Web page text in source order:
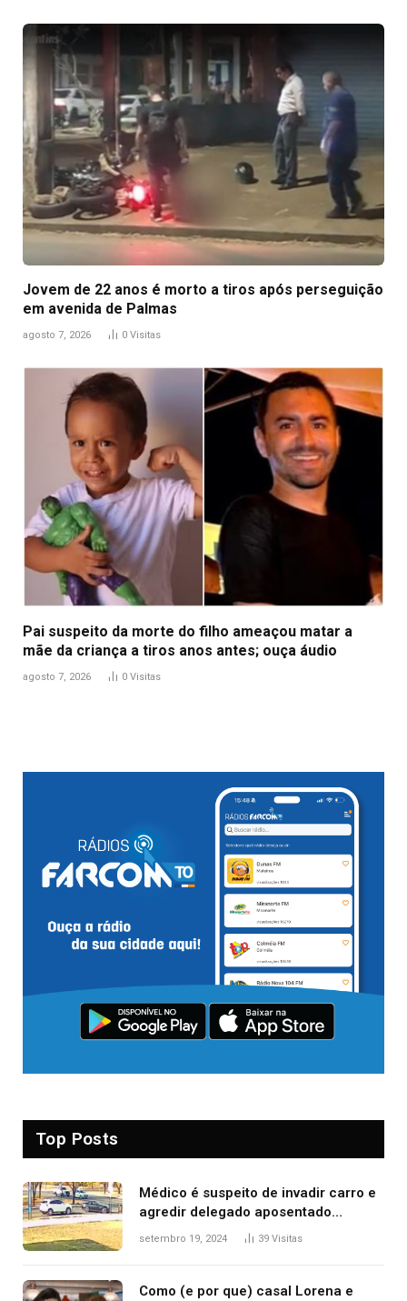
Jovem de 22 anos é morto a tiros após perseguição
em avenida de Palmas
agosto 7, 2026 0 Visitas
Pai suspeito da morte do filho ameaçou matar a
mãe da criança a tiros anos antes; ouça áudio
agosto 7, 2026 0 Visitas
Top Posts
Médico é suspeito de invadir carro e
agredir delegado aposentado
durante confusão no trânsito
setembro 19, 2024 39 Visitas
Como (e por que) casal Lorena e